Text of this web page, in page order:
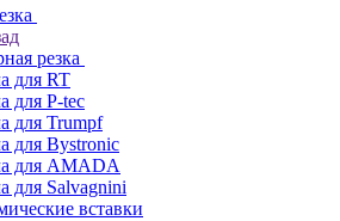
резка
для RT
для P-tec
для Trumpf
для Bystronic
для AMADA
для Salvagnini
вставки